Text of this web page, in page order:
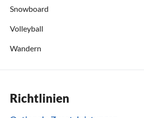
Snowboard
Volleyball
Wandern
Richtlinien